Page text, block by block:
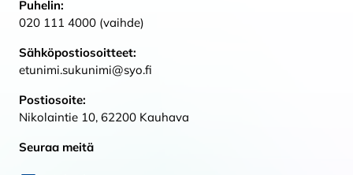
Puhelin:
020 111 4000 (vaihde)
Sähköpostiosoitteet:
etunimi.sukunimi@syo.fi
Postiosoite:
Nikolaintie 10, 62200 Kauhava
Seuraa meitä